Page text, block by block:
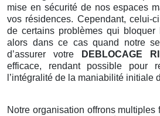
mise en sécurité de nos espaces
vos résidences. Cependant, celui-
de certains problèmes qui bloquer
alors dans ce cas quand notre
d’assurer votre
DEBLOCAGE
efficace, rendant possible pour
l’intégralité de la maniabilité initiale
Notre organisation offrons multiples